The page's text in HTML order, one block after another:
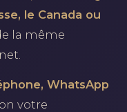
le Canada ou
la même
WhatsApp
votre